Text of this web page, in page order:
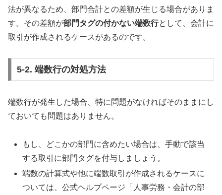
法が異なるため、部門合計との差額が生じる場合がありま
す。その差額が部門タグの付かない端数行として、会計に
取引が作成されるケースがあるのです。
5-2. 端数行の対処方法
端数行が発生した場合、特に問題がなければそのままにし
ておいても問題はありません。
もし、どこかの部門に含めたい場合は、手動で該当
する取引に部門タグを付与しましょう。
端数の計算式や他に端数取引が作成されるケースに
ついては、公式ヘルプページ「人事労務・会計の部